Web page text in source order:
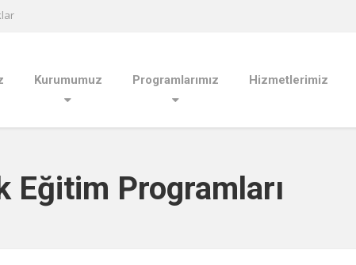
Kurumumuz Programlarımız Hizmetlerimiz
Eğitim Programları